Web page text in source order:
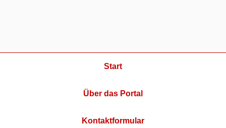
Start
Über das Portal
Kontaktformular